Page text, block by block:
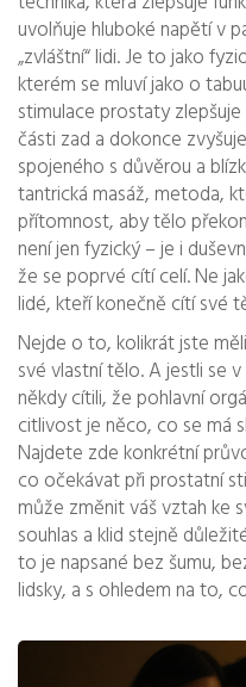
uvolňuje hluboké napětí v
„zvláštní“ lidi. Je to jako
kterém se mluví jako o
stimulace prostaty
části zad a dokonce
spojeného s důvěrou a
tantrická masáž, metoda,
přítomnost, aby tělo
není jen fyzický – je i
že se poprvé cítí celí. Ne
lidé, kteří konečně cítí své
Nejde o to, kolikrát jste
své vlastní tělo. A jestli se
někdy cítili, že pohlavní
citlivost je něco, co se má
Najdete zde konkrétní
co očekávat při prostatní
může změnit váš vztah ke
souhlas a klid stejně
to je napsané bez šumu,
lidsky, a s ohledem na to,